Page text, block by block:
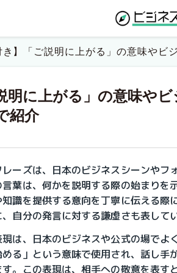
き】「ご説明に上がる」の意味やビ
明に上がる」の意味や
紹介
レーズは、日本のビジネスシーンやフ
葉は、何かを説明する際の始まりを
識を提供する意向を丁寧に伝える際
自分の発言に対する謙虚さも表してい
は、日本のビジネスや公式の場でよ
る」という意味で使用され、話し手
。この表現は、相手への敬意を表す